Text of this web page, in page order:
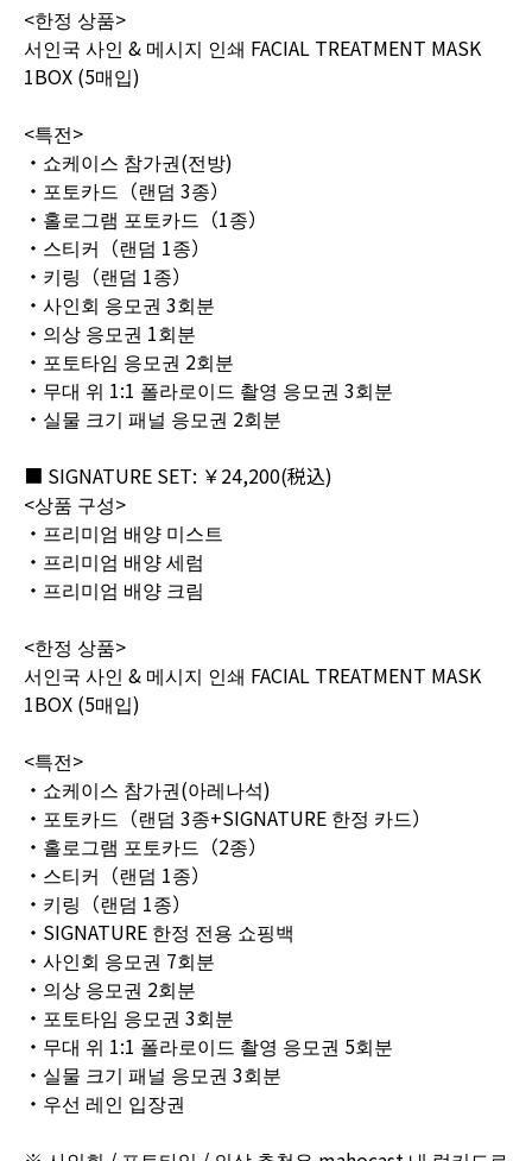
<한정 상품>
서인국 사인 & 메시지 인쇄 FACIAL TREATMENT MASK
1BOX (5매입)
<특전>
・쇼케이스 참가권(전방)
・포토카드（랜덤 3종）
・홀로그램 포토카드（1종）
・스티커（랜덤 1종）
・키링（랜덤 1종）
・사인회 응모권 3회분
・의상 응모권 1회분
・포토타임 응모권 2회분
・무대 위 1:1 폴라로이드 촬영 응모권 3회분
・실물 크기 패널 응모권 2회분
■ SIGNATURE SET: ￥24,200(税込)
<상품 구성>
・프리미엄 배양 미스트
・프리미엄 배양 세럼
・프리미엄 배양 크림
<한정 상품>
서인국 사인 & 메시지 인쇄 FACIAL TREATMENT MASK
1BOX (5매입)
<특전>
・쇼케이스 참가권(아레나석)
・포토카드（랜덤 3종+SIGNATURE 한정 카드）
・홀로그램 포토카드（2종）
・스티커（랜덤 1종）
・키링（랜덤 1종）
・SIGNATURE 한정 전용 쇼핑백
・사인회 응모권 7회분
・의상 응모권 2회분
・포토타임 응모권 3회분
・무대 위 1:1 폴라로이드 촬영 응모권 5회분
・실물 크기 패널 응모권 3회분
・우선 레인 입장권